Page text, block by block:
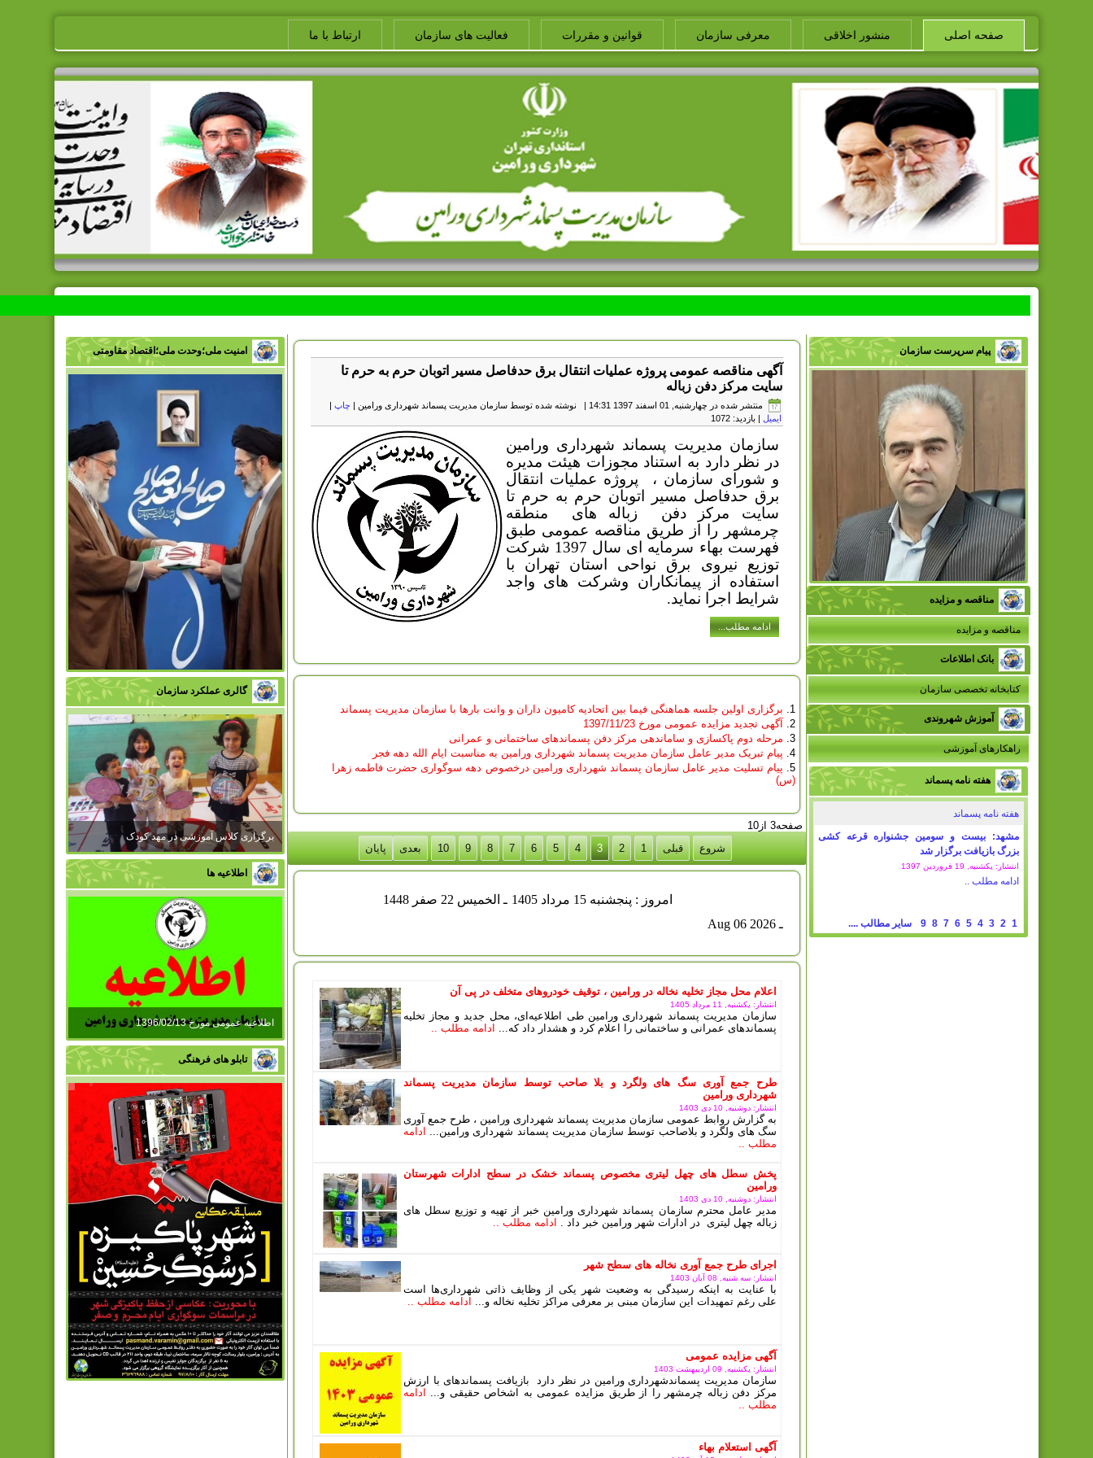
صفحه اصلی منشور اخلاقی معرفی سازمان قوانین و مقررات فعالیت های سازمان ارتباط با ما
پیام سرپرست سازمان
مناقصه و مزایده
مناقصه و مزایده
بانک اطلاعات
کتابخانه تخصصی سازمان
آموزش شهروندی
راهکارهای آموزشی
هفته نامه پسماند
هفته نامه پسماند
مشهد: بیست و سومین جشنواره قرعه کشی
بزرگ بازیافت برگزار شد
انتشار: یکشنبه, 19 فروردين 1397
ادامه مطلب ..
1
2
3
4
5
6
7
8
9 سایر مطالب ....
آگهی مناقصه عمومی پروژه عملیات انتقال برق حدفاصل مسیر اتوبان حرم به حرم تا
سایت مرکز دفن زباله
منتشر شده در چهارشنبه, 01 اسفند 1397 14:31 | نوشته شده توسط سازمان مدیریت پسماند شهرداری ورامین | چاپ |
ایمیل | بازدید: 1072
سازمان مدیریت پسماند شهرداری ورامین
در نظر دارد به استناد مجوزات هیئت مدیره
و شورای سازمان ،
پروژه عملیات انتقال
برق حدفاصل مسیر اتوبان حرم به حرم تا
سایت مرکز دفن
زباله های
منطقه
چرمشهر را از طریق مناقصه عمومی طبق
فهرست بهاء سرمایه ای سال 1397 شرکت
توزیع نیروی برق نواحی استان تهران با
استفاده از پیمانکاران وشرکت های واجد
شرایط اجرا نماید.
ادامه مطلب...
برگزاری اولین جلسه هماهنگی فیما بین اتحادیه کامیون داران و وانت بارها با سازمان مدیریت پسماند
آگهی تجدید مزایده عمومی مورخ 1397/11/23
مرحله دوم پاکسازی و ساماندهی مرکز دفن پسماندهای ساختمانی و عمرانی
پیام تبریک مدیر عامل سازمان مدیریت پسماند شهرداری ورامین به مناسبت ایام الله دهه فجر
پیام تسلیت مدیر عامل سازمان پسماند شهرداری ورامین درخصوص دهه سوگواری حضرت فاطمه زهرا
(س)
صفحه3 از10
شروع
قبلی 1
2
3
4
5
6
7
8
9
10 بعدی پایان
امروز : پنجشنبه 15 مرداد 1405
ـ الخميس 22 صفر 1448
ـ Aug 06 2026
اعلام محل مجاز تخلیه نخاله در ورامین ، توقیف خودروهای متخلف در پی آن
انتشار: یکشنبه, 11 مرداد 1405
سازمان مدیریت پسماند شهرداری ورامین طی اطلاعیه‌ای، محل جدید و مجاز تخلیه
پسماندهای عمرانی و ساختمانی را اعلام کرد و هشدار داد که... ادامه مطلب ..
طرح جمع آوری سگ های ولگرد و بلا صاحب توسط سازمان مدیریت پسماند
شهرداری ورامین
انتشار: دوشنبه, 10 دی 1403
به گزارش روابط عمومی سازمان مدیریت پسماند شهرداری ورامین ، طرح جمع آوری
سگ های ولگرد و بلاصاحب توسط سازمان مدیریت پسماند شهرداری ورامین... ادامه
مطلب ..
پخش سطل های چهل لیتری مخصوص پسماند خشک در سطح ادارات شهرستان
ورامین
انتشار: دوشنبه, 10 دی 1403
مدیر عامل محترم سازمان پسماند شهرداری ورامین خبر از تهیه و توزیع سطل های
زباله چهل لیتری در ادارات شهر ورامین خبر داد . ادامه مطلب ..
اجرای طرح جمع آوری نخاله های سطح شهر
انتشار: سه شنبه, 08 آبان 1403
با عنایت به اینکه رسیدگی به وضعیت شهر یکی از وظایف ذاتی شهرداری‌ها است
علی رغم تمهیدات این سازمان مبنی بر معرفی مراکز تخلیه نخاله و... ادامه مطلب ..
آگهی مزایده عمومی
انتشار: یکشنبه, 09 ارديبهشت 1403
سازمان مدیریت پسماندشهرداری ورامین در نظر دارد بازیافت پسماندهای با ارزش
مرکز دفن زباله چرمشهر را از طریق مزایده عمومی به اشخاص حقیقی و... ادامه
مطلب ..
آگهی استعلام بهاء
امنیت ملی؛وحدت ملی؛اقتصاد مقاومتی
گالری عملکرد سازمان
برگزاری کلاس آموزشی در مهد کودک
اطلاعیه ها
اطلاعیه عمومی مورخ 1396/02/13
تابلو های فرهنگی